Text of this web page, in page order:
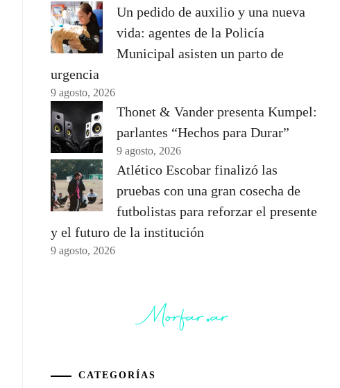
Un pedido de auxilio y una nueva
vida: agentes de la Policía
Municipal asisten un parto de
urgencia
9 agosto, 2026
Thonet & Vander presenta Kumpel:
parlantes “Hechos para Durar”
9 agosto, 2026
Atlético Escobar finalizó las
pruebas con una gran cosecha de
futbolistas para reforzar el presente
y el futuro de la institución
9 agosto, 2026
CATEGORÍAS